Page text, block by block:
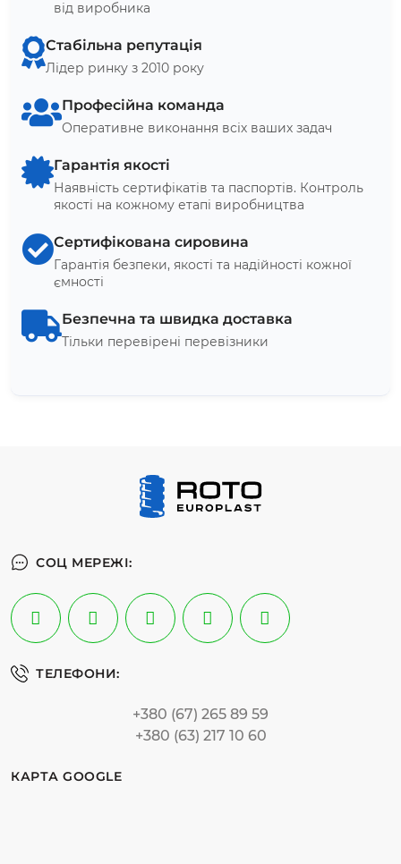
від виробника
Стабільна репутація
Лідер ринку з 2010 року
Професійна команда
Оперативне виконання всіх ваших задач
Гарантія якості
Наявність сертифікатів та паспортів. Контроль
якості на кожному етапі виробництва
Сертифікована сировина
Гарантія безпеки, якості та надійності кожної
ємності
Безпечна та швидка доставка
Тільки перевірені перевізники
СОЦ МЕРЕЖІ:
ТЕЛЕФОНИ:
+380 (67) 265 89 59
+380 (63) 217 10 60
КАРТА GOOGLE